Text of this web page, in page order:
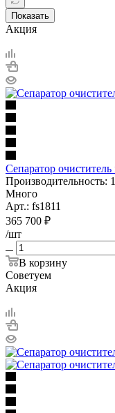
Показать
Акция
Сепаратор
Производительность:
Много
Арт.: fs1811
365 700 ₽
/шт
В корзину
Советуем
Акция